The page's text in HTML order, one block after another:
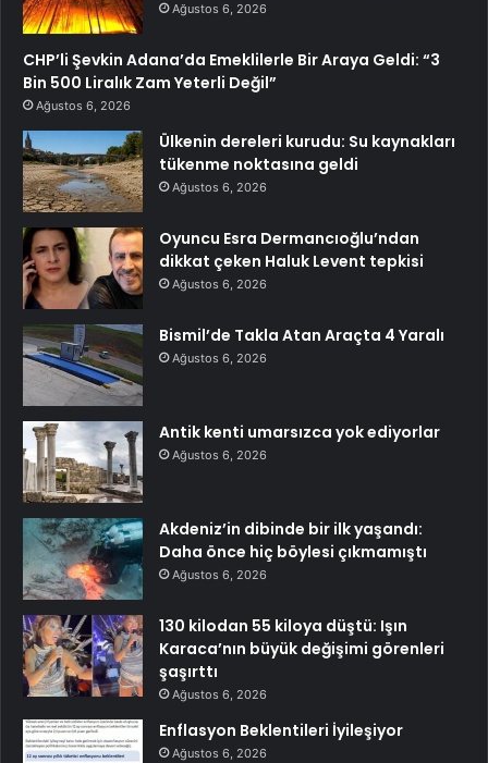
Ağustos 6, 2026
CHP’li Şevkin Adana’da Emeklilerle Bir Araya Geldi: “3
Bin 500 Liralık Zam Yeterli Değil”
Ağustos 6, 2026
Ülkenin dereleri kurudu: Su kaynakları
tükenme noktasına geldi
Ağustos 6, 2026
Oyuncu Esra Dermancıoğlu’ndan
dikkat çeken Haluk Levent tepkisi
Ağustos 6, 2026
Bismil’de Takla Atan Araçta 4 Yaralı
Ağustos 6, 2026
Antik kenti umarsızca yok ediyorlar
Ağustos 6, 2026
Akdeniz’in dibinde bir ilk yaşandı:
Daha önce hiç böylesi çıkmamıştı
Ağustos 6, 2026
130 kilodan 55 kiloya düştü: Işın
Karaca’nın büyük değişimi görenleri
şaşırttı
Ağustos 6, 2026
Enflasyon Beklentileri İyileşiyor
Ağustos 6, 2026